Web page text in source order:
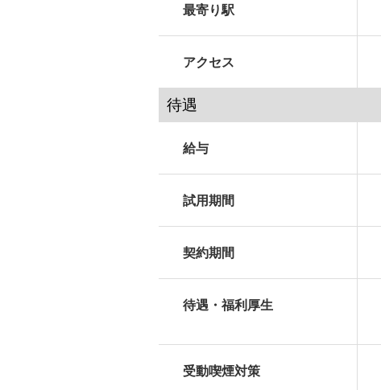
最寄り駅
アクセス
待遇
給与
試用期間
契約期間
待遇・福利厚生
受動喫煙対策